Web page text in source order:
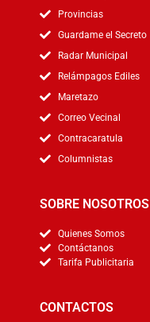
Provincias
Guardame el Secreto
Radar Municipal
Relámpagos Ediles
Maretazo
Correo Vecinal
Contracaratula
Columnistas
SOBRE NOSOTROS
Quienes Somos
Contáctanos
Tarifa Publicitaria
CONTACTOS